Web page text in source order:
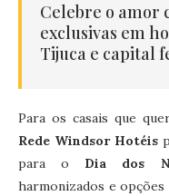
Celebre o amor
exclusivas em
Tijuca e capital
Para os casais que
Rede Windsor Hotéis
para o Dia dos
harmonizados e